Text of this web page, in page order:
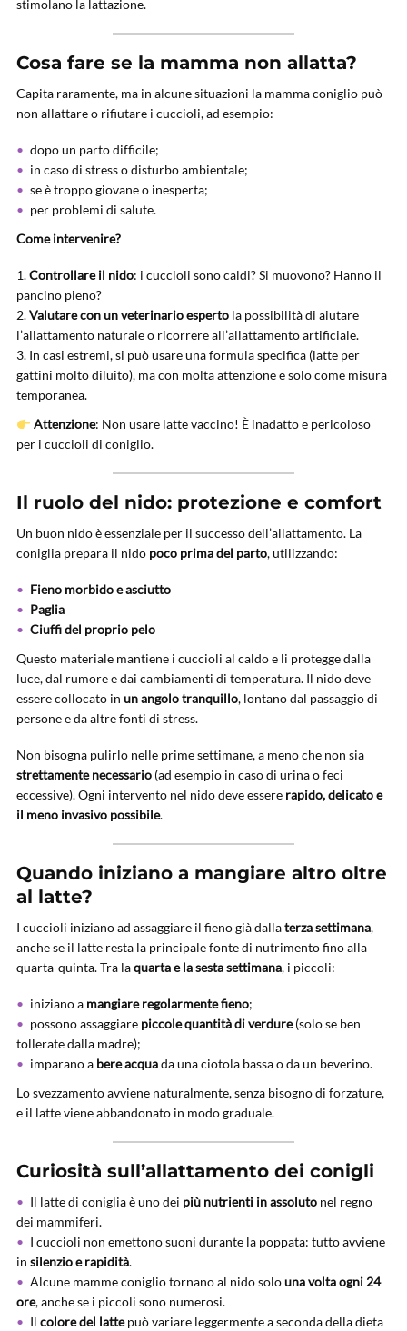
stimolano la lattazione.
Cosa fare se la mamma non allatta?
Capita raramente, ma in alcune situazioni la mamma coniglio può
non allattare o rifiutare i cuccioli, ad esempio:
dopo un parto difficile;
in caso di stress o disturbo ambientale;
se è troppo giovane o inesperta;
per problemi di salute.
Come intervenire?
Controllare il nido: i cuccioli sono caldi? Si muovono? Hanno il
pancino pieno?
Valutare con un veterinario esperto la possibilità di aiutare
l’allattamento naturale o ricorrere all’allattamento artificiale.
In casi estremi, si può usare una formula specifica (latte per
gattini molto diluito), ma con molta attenzione e solo come misura
temporanea.
Attenzione: Non usare latte vaccino! È inadatto e pericoloso
per i cuccioli di coniglio.
Il ruolo del nido: protezione e comfort
Un buon nido è essenziale per il successo dell’allattamento. La
coniglia prepara il nido poco prima del parto, utilizzando:
Fieno morbido e asciutto
Paglia
Ciuffi del proprio pelo
Questo materiale mantiene i cuccioli al caldo e li protegge dalla
luce, dal rumore e dai cambiamenti di temperatura. Il nido deve
essere collocato in un angolo tranquillo, lontano dal passaggio di
persone e da altre fonti di stress.
Non bisogna pulirlo nelle prime settimane, a meno che non sia
strettamente necessario (ad esempio in caso di urina o feci
eccessive). Ogni intervento nel nido deve essere rapido, delicato e
il meno invasivo possibile.
Quando iniziano a mangiare altro oltre
al latte?
I cuccioli iniziano ad assaggiare il fieno già dallaterza settimana,
anche se il latte resta la principale fonte di nutrimento fino alla
quarta-quinta. Tra laquarta e la sesta settimana, i piccoli:
iniziano a mangiare regolarmente fieno;
possono assaggiare piccole quantità di verdure(solo se ben
tollerate dalla madre);
imparano a bere acquada una ciotola bassa o da un beverino.
Lo svezzamento avviene naturalmente, senza bisogno di forzature,
e il latte viene abbandonato in modo graduale.
Curiosità sull’allattamento dei conigli
Il latte di coniglia è uno dei più nutrienti in assoluto nel regno
dei mammiferi.
I cuccioli non emettono suoni durante la poppata: tutto avviene
in silenzio e rapidità.
Alcune mamme coniglio tornano al nido solouna volta ogni 24
ore, anche se i piccoli sono numerosi.
Il colore del lattepuò variare leggermente a seconda della dieta